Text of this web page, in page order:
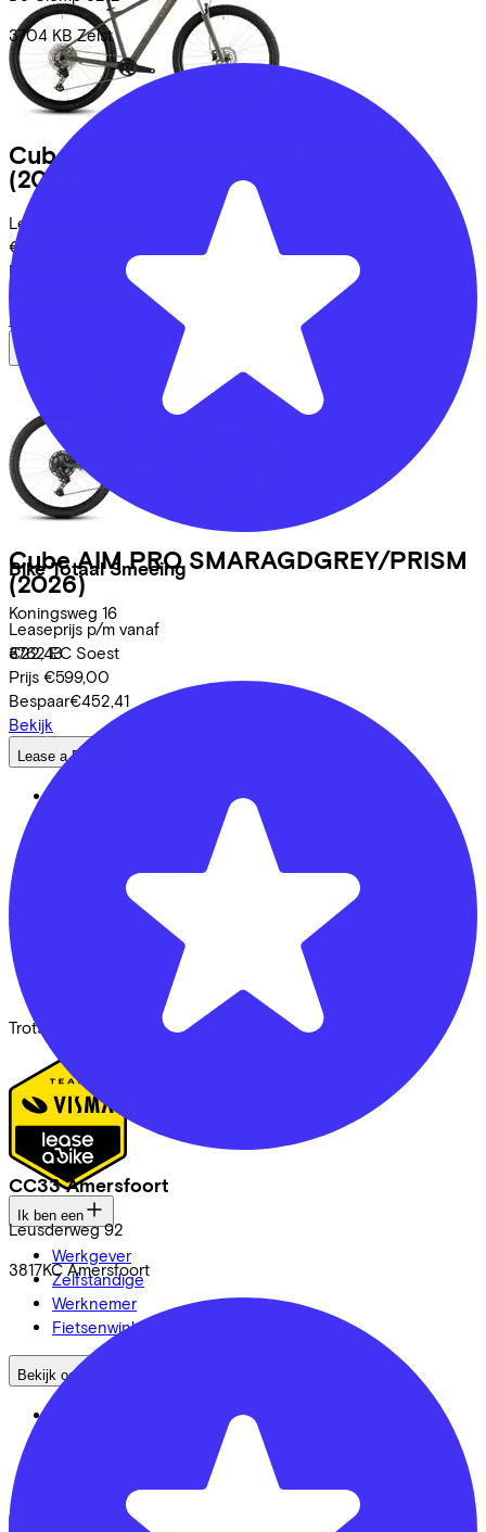
3704 KB Zeist
Bike Totaal Smeeing
Koningsweg 16
3762 EC Soest
CC33 Amersfoort
Leusderweg 92
3817KC Amersfoort
Cube
(2026)
Leaseprijs p/m vanaf
€24,42
Prijs
Bespaar
Bekijk
Cube AIM PRO SMARAGDGREY/PRISM
(2026)
Leaseprijs p/m vanaf
€22,43
Prijs €599,00
Bespaar€452,41
Bekijk
Lease a Bike
Security & Privacy
Trotse partner van
Ik ben een
Werkgever
Zelfstandige
Werknemer
Fietsenwinkel
Bekijk ook
Fiets leasen? Bereken je kosten